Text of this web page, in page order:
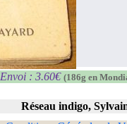
Envoi : 3.60€(186g en
Réseau indigo,